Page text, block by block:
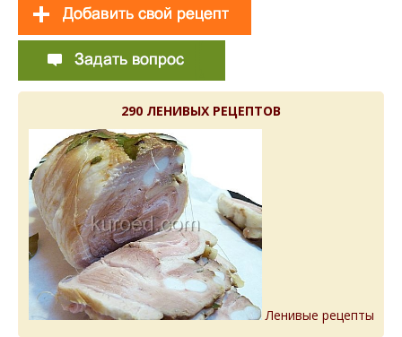
290 ЛЕНИВЫХ РЕЦЕПТОВ
Ленивые рецепты